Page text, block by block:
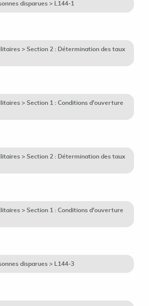
disparues > L144-1
> Section 2 : Détermination des taux
> Section 1 : Conditions d'ouverture
> Section 2 : Détermination des taux
> Section 1 : Conditions d'ouverture
disparues > L144-3